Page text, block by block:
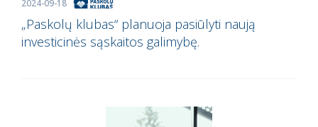
2024-09-18
„Paskolų klubas“ planuoja pasiūlyti naują
investicinės sąskaitos galimybę.